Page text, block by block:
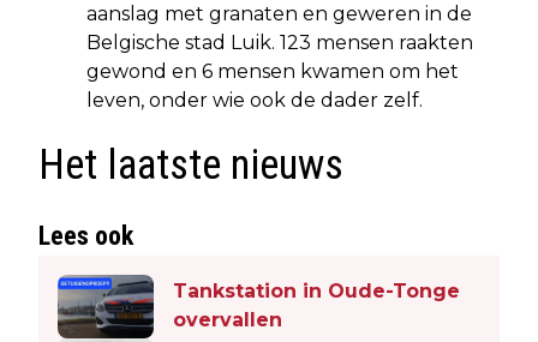
aanslag met granaten en geweren in de
Belgische stad Luik. 123 mensen raakten
gewond en 6 mensen kwamen om het
leven, onder wie ook de dader zelf.
Het laatste nieuws
Lees ook
Tankstation in Oude-Tonge
overvallen